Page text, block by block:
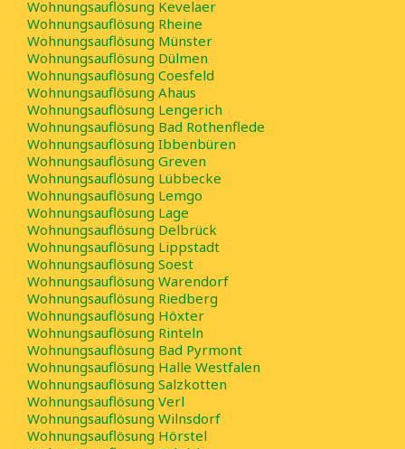
Wohnungsauflösung Kevelaer
Wohnungsauflösung Rheine
Wohnungsauflösung Münster
Wohnungsauflösung Dülmen
Wohnungsauflösung Coesfeld
Wohnungsauflösung Ahaus
Wohnungsauflösung Lengerich
Wohnungsauflösung Bad Rothenflede
Wohnungsauflösung Ibbenbüren
Wohnungsauflösung Greven
Wohnungsauflösung Lübbecke
Wohnungsauflösung Lemgo
Wohnungsauflösung Lage
Wohnungsauflösung Delbrück
Wohnungsauflösung Lippstadt
Wohnungsauflösung Soest
Wohnungsauflösung Warendorf
Wohnungsauflösung Riedberg
Wohnungsauflösung Höxter
Wohnungsauflösung Rinteln
Wohnungsauflösung Bad Pyrmont
Wohnungsauflösung Halle Westfalen
Wohnungsauflösung Salzkotten
Wohnungsauflösung Verl
Wohnungsauflösung Wilnsdorf
Wohnungsauflösung Hörstel